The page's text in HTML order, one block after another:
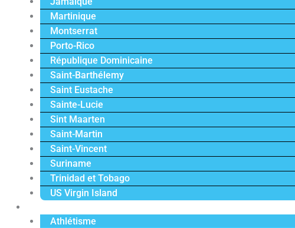
Martinique
Montserrat
Porto-Rico
République Dominicaine
Saint-Barthélemy
Saint Eustache
Sainte-Lucie
Sint Maarten
Saint-Martin
Saint-Vincent
Suriname
Trinidad et Tobago
US Virgin Island
Athlétisme